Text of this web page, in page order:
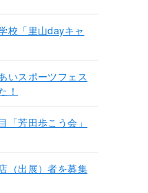
校「里山dayキャ
いスポーツフェス
！
「芳田歩こう会」
（出展）者を募集